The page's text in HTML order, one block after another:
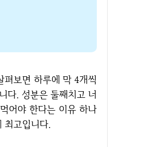
다. 성분은 둘째치고 너
어야 한다는 이유 하나
최고입니다.